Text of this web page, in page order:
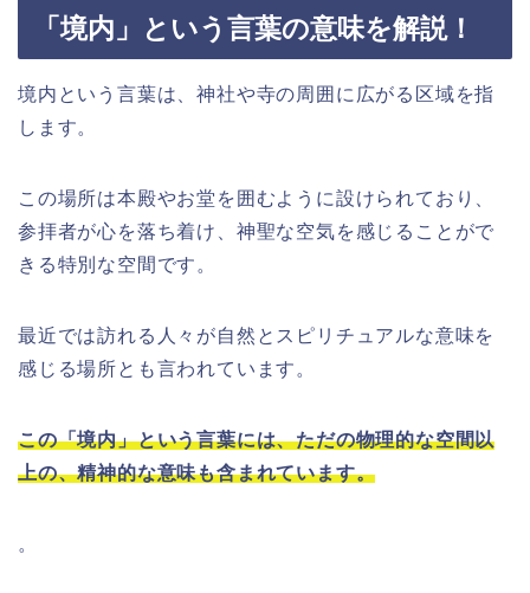
「境内」という言葉の意味を解説！
境内という言葉は、神社や寺の周囲に広がる区域を指
します。
この場所は本殿やお堂を囲むように設けられており、
参拝者が心を落ち着け、神聖な空気を感じることがで
きる特別な空間です。
最近では訪れる人々が自然とスピリチュアルな意味を
感じる場所とも言われています。
この「境内」という言葉には、ただの物理的な空間以
上の、精神的な意味も含まれています。
。